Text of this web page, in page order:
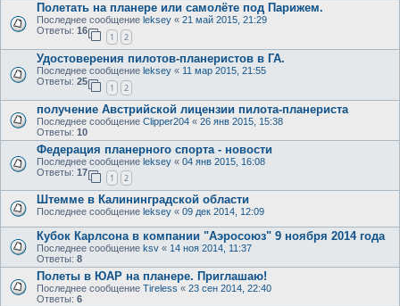
Полетать на планере или самолёте под Парижем.
Последнее сообщение leksey « 21 май 2015, 21:29
Ответы: 16
1 2
Удостоверения пилотов-планеристов в ГА.
Последнее сообщение leksey « 11 мар 2015, 21:55
Ответы: 25
1 2
получение Австрийской лицензии пилота-планериста
Последнее сообщение Clipper204 « 26 янв 2015, 15:38
Ответы: 10
Федерация планерного спорта - новости
Последнее сообщение leksey « 04 янв 2015, 16:08
Ответы: 17
1 2
Штемме в Калининградской области
Последнее сообщение leksey « 09 дек 2014, 12:09
Кубок Карлсона в компании "Аэросоюз" 9 ноября 2014 года
Последнее сообщение ksv « 14 ноя 2014, 11:37
Ответы: 8
Полеты в ЮАР на планере. Приглашаю!
Последнее сообщение Tireless « 23 сен 2014, 22:40
Ответы: 6